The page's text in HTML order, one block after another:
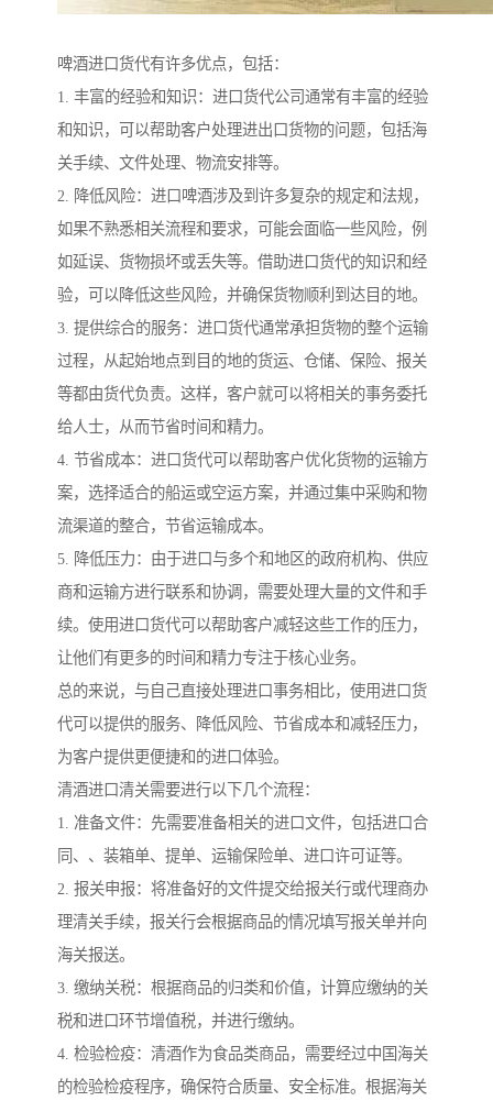
啤酒进口货代有许多优点，包括：
1. 丰富的经验和知识：进口货代公司通常有丰富的经验
和知识，可以帮助客户处理进出口货物的问题，包括海
关手续、文件处理、物流安排等。
2. 降低风险：进口啤酒涉及到许多复杂的规定和法规，
如果不熟悉相关流程和要求，可能会面临一些风险，例
如延误、货物损坏或丢失等。借助进口货代的知识和经
验，可以降低这些风险，并确保货物顺利到达目的地。
3. 提供综合的服务：进口货代通常承担货物的整个运输
过程，从起始地点到目的地的货运、仓储、保险、报关
等都由货代负责。这样，客户就可以将相关的事务委托
给人士，从而节省时间和精力。
4. 节省成本：进口货代可以帮助客户优化货物的运输方
案，选择适合的船运或空运方案，并通过集中采购和物
流渠道的整合，节省运输成本。
5. 降低压力：由于进口与多个和地区的政府机构、供应
商和运输方进行联系和协调，需要处理大量的文件和手
续。使用进口货代可以帮助客户减轻这些工作的压力，
让他们有更多的时间和精力专注于核心业务。
总的来说，与自己直接处理进口事务相比，使用进口货
代可以提供的服务、降低风险、节省成本和减轻压力，
为客户提供更便捷和的进口体验。
清酒进口清关需要进行以下几个流程：
1. 准备文件：先需要准备相关的进口文件，包括进口合
同、、装箱单、提单、运输保险单、进口许可证等。
2. 报关申报：将准备好的文件提交给报关行或代理商办
理清关手续，报关行会根据商品的情况填写报关单并向
海关报送。
3. 缴纳关税：根据商品的归类和价值，计算应缴纳的关
税和进口环节增值税，并进行缴纳。
4. 检验检疫：清酒作为食品类商品，需要经过中国海关
的检验检疫程序，确保符合质量、安全标准。根据海关